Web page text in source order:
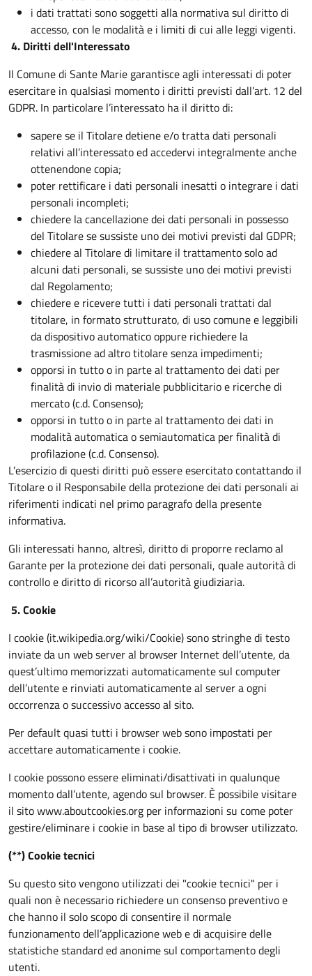
i dati trattati sono soggetti alla normativa sul diritto di
accesso, con le modalità e i limiti di cui alle leggi vigenti.
4. Diritti dell'Interessato
Il Comune di Sante Marie garantisce agli interessati di poter
esercitare in qualsiasi momento i diritti previsti dall’art. 12 del
GDPR. In particolare l’interessato ha il diritto di:
sapere se il Titolare detiene e/o tratta dati personali
relativi all’interessato ed accedervi integralmente anche
ottenendone copia;
poter rettificare i dati personali inesatti o integrare i dati
personali incompleti;
chiedere la cancellazione dei dati personali in possesso
del Titolare se sussiste uno dei motivi previsti dal GDPR;
chiedere al Titolare di limitare il trattamento solo ad
alcuni dati personali, se sussiste uno dei motivi previsti
dal Regolamento;
chiedere e ricevere tutti i dati personali trattati dal
titolare, in formato strutturato, di uso comune e leggibili
da dispositivo automatico oppure richiedere la
trasmissione ad altro titolare senza impedimenti;
opporsi in tutto o in parte al trattamento dei dati per
finalità di invio di materiale pubblicitario e ricerche di
mercato (c.d. Consenso);
opporsi in tutto o in parte al trattamento dei dati in
modalità automatica o semiautomatica per finalità di
profilazione (c.d. Consenso).
L’esercizio di questi diritti può essere esercitato contattando il
Titolare o il Responsabile della protezione dei dati personali ai
riferimenti indicati nel primo paragrafo della presente
informativa.
Gli interessati hanno, altresì, diritto di proporre reclamo al
Garante per la protezione dei dati personali, quale autorità di
controllo e diritto di ricorso all’autorità giudiziaria.
5. Cookie
I cookie (it.wikipedia.org/wiki/Cookie) sono stringhe di testo
inviate da un web server al browser Internet dell’utente, da
quest’ultimo memorizzati automaticamente sul computer
dell’utente e rinviati automaticamente al server a ogni
occorrenza o successivo accesso al sito.
Per default quasi tutti i browser web sono impostati per
accettare automaticamente i cookie.
I cookie possono essere eliminati/disattivati in qualunque
momento dall’utente, agendo sul browser. È possibile visitare
il sito www.aboutcookies.org per informazioni su come poter
gestire/eliminare i cookie in base al tipo di browser utilizzato.
(**)Cookie tecnici
Su questo sito vengono utilizzati dei "cookie tecnici" per i
quali non è necessario richiedere un consenso preventivo e
che hanno il solo scopo di consentire il normale
funzionamento dell’applicazione web e di acquisire delle
statistiche standard ed anonime sul comportamento degli
utenti.